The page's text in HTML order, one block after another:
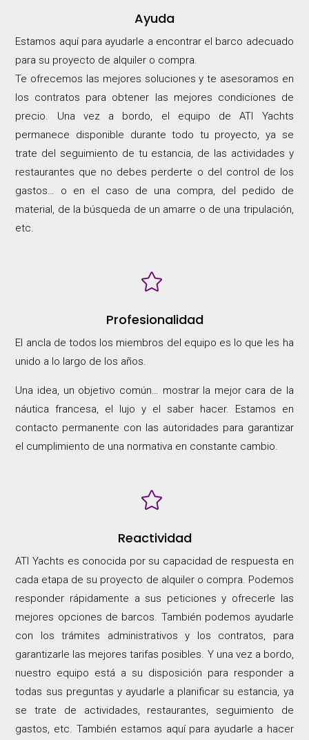
Ayuda
Estamos aquí para ayudarle a encontrar el barco adecuado
para su proyecto de alquiler o compra.
Te ofrecemos las mejores soluciones y te asesoramos en
los contratos para obtener las mejores condiciones de
precio. Una vez a bordo, el equipo de ATI Yachts
permanece disponible durante todo tu proyecto, ya se
trate del seguimiento de tu estancia, de las actividades y
restaurantes que no debes perderte o del control de los
gastos… o en el caso de una compra, del pedido de
material, de la búsqueda de un amarre o de una tripulación,
etc.

Profesionalidad
El ancla de todos los miembros del equipo es lo que les ha
unido a lo largo de los años.
Una idea, un objetivo común… mostrar la mejor cara de la
náutica francesa, el lujo y el saber hacer. Estamos en
contacto permanente con las autoridades para garantizar
el cumplimiento de una normativa en constante cambio.

Reactividad
ATI Yachts es conocida por su capacidad de respuesta en
cada etapa de su proyecto de alquiler o compra. Podemos
responder rápidamente a sus peticiones y ofrecerle las
mejores opciones de barcos. También podemos ayudarle
con los trámites administrativos y los contratos, para
garantizarle las mejores tarifas posibles. Y una vez a bordo,
nuestro equipo está a su disposición para responder a
todas sus preguntas y ayudarle a planificar su estancia, ya
se trate de actividades, restaurantes, seguimiento de
gastos, etc. También estamos aquí para ayudarle a hacer